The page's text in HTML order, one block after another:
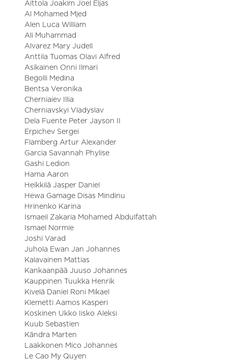
Aittola Joakim Joel Eljas
Al Mohamed Mjed
Alen Luca William
Ali Muhammad
Alvarez Mary Judell
Anttila Tuomas Olavi Alfred
Asikainen Onni Ilmari
Begolli Medina
Bentsa Veronika
Cherniaiev Illia
Cherniavskyi Vladyslav
Dela Fuente Peter Jayson II
Erpichev Sergei
Flamberg Artur Alexander
Garcia Savannah Phylise
Gashi Ledion
Hama Aaron
Heikkilä Jasper Daniel
Hewa Gamage Disas Mindinu
Hrinenko Karina
Ismaeil Zakaria Mohamed Abdulfattah
Ismael Normie
Joshi Varad
Juhola Ewan Jan Johannes
Kalavainen Mattias
Kankaanpää Juuso Johannes
Kauppinen Tuukka Henrik
Kivelä Daniel Roni Mikael
Klemetti Aamos Kasperi
Koskinen Ukko Iisko Aleksi
Kuub Sebastien
Kändra Marten
Laakkonen Mico Johannes
Le Cao My Quyen